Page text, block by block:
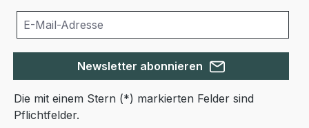
Newsletter abonnieren
Die mit einem Stern (*) markierten Felder sind
Pflichtfelder.